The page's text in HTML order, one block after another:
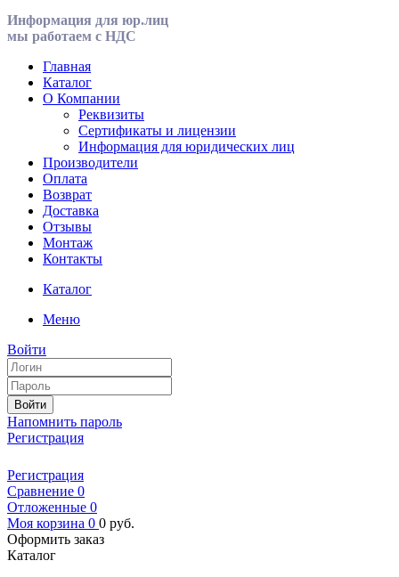
Информация для юр.лиц
мы работаем с НДС
Главная
Каталог
О Компании
Реквизиты
Сертификаты и лицензии
Информация для юридических лиц
Производители
Оплата
Возврат
Доставка
Отзывы
Монтаж
Контакты
Каталог
Меню
Войти
Войти
Напомнить пароль
Регистрация
Регистрация
Сравнение 0
Отложенные 0
Моя корзина 0 0 руб.
Оформить заказ
Каталог